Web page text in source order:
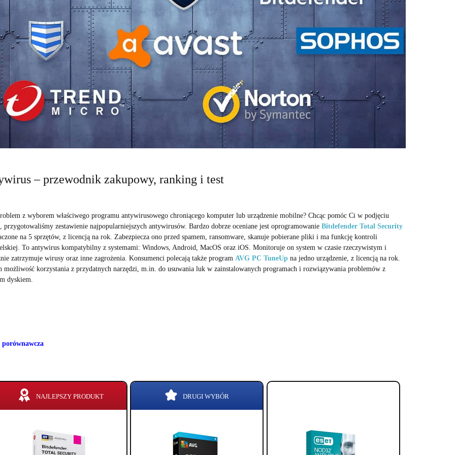
– przewodnik zakupowy, ranking i test
z wyborem właściwego programu antywirusowego chroniącego komputer lub urządzenie mobilne? Chcąc pomóc Ci w podjęciu
przygotowaliśmy zestawienie najpopularniejszych antywirusów. Bardzo dobrze oceniane jest oprogramowanie Bitdefender Total Security
na 5 sprzętów, z licencją na rok. Zabezpiecza ono przed spamem, ransomware, skanuje pobierane pliki i ma funkcję kontroli
To antywirus kompatybilny z systemami: Windows, Android, MacOS oraz iOS. Monitoruje on system w czasie rzeczywistym i
zatrzymuje wirusy oraz inne zagrożenia. Konsumenci polecają także program AVG PC TuneUpna jedno urządzenie, z licencją na rok.
możliwość korzystania z przydatnych narzędzi, m.in. do usuwania luk w zainstalowanych programach i rozwiązywania problemów z
dyskiem.
porównawcza
NAJLEPSZY PRODUKT DRUGI WYBÓR